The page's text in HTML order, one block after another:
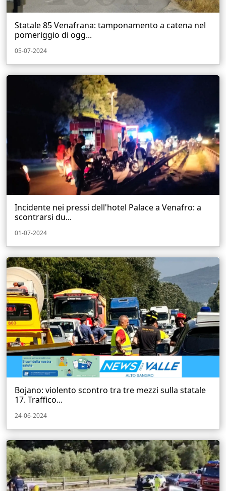
Statale 85 Venafrana: tamponamento a catena nel
pomeriggio di ogg...
05-07-2024
Incidente nei pressi dell'hotel Palace a Venafro: a
scontrarsi du...
01-07-2024
Bojano: violento scontro tra tre mezzi sulla statale
17. Traffico...
24-06-2024